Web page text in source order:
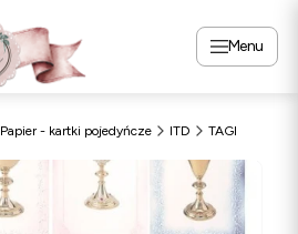
Menu
Papier - kartki pojedyńcze ITD TAGI